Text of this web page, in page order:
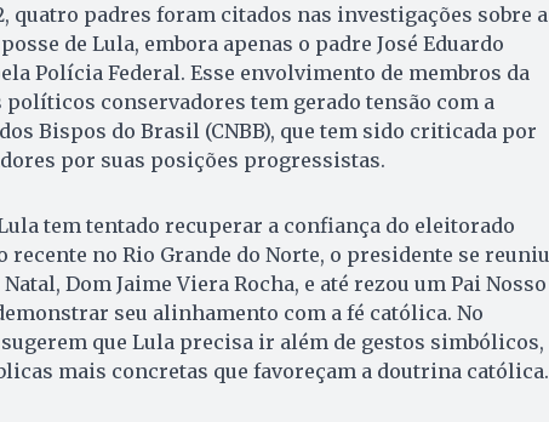
quatro padres foram citados nas investigações sobre a
de Lula, embora apenas o padre José Eduardo
Polícia Federal. Esse envolvimento de membros da
conservadores tem gerado tensão com a
Bispos do Brasil (CNBB), que tem sido criticada por
por suas posições progressistas.
tem tentado recuperar a confiança do eleitorado
recente no Rio Grande do Norte, o presidente se reuniu
Dom Jaime Viera Rocha, e até rezou um Pai Nosso
seu alinhamento com a fé católica. No
que Lula precisa ir além de gestos simbólicos,
mais concretas que favoreçam a doutrina católica.